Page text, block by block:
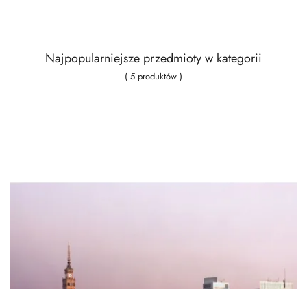
Najpopularniejsze przedmioty w kategorii
( 5 produktów )